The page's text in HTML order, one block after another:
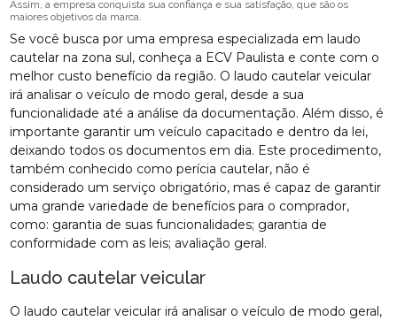
Assim, a empresa conquista sua confiança e sua satisfação, que são os
maiores objetivos da marca.
Se você busca por uma empresa especializada em laudo
cautelar na zona sul, conheça a ECV Paulista e conte com o
melhor custo benefício da região. O laudo cautelar veicular
irá analisar o veículo de modo geral, desde a sua
funcionalidade até a análise da documentação. Além disso, é
importante garantir um veículo capacitado e dentro da lei,
deixando todos os documentos em dia. Este procedimento,
também conhecido como perícia cautelar, não é
considerado um serviço obrigatório, mas é capaz de garantir
uma grande variedade de benefícios para o comprador,
como: garantia de suas funcionalidades; garantia de
conformidade com as leis; avaliação geral.
Laudo cautelar veicular
O laudo cautelar veicular irá analisar o veículo de modo geral,